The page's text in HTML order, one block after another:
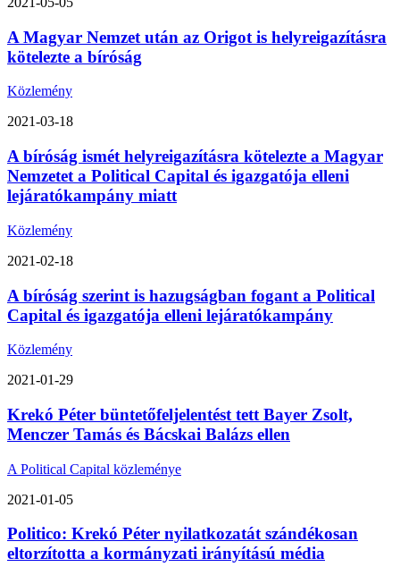
A Magyar Nemzet után az Origot is helyreigazításra
kötelezte a bíróság
Közlemény
2021-03-18
A bíróság ismét helyreigazításra kötelezte a Magyar
Nemzetet a Political Capital és igazgatója elleni
lejáratókampány miatt
Közlemény
2021-02-18
A bíróság szerint is hazugságban fogant a Political
Capital és igazgatója elleni lejáratókampány
Közlemény
2021-01-29
Krekó Péter büntetőfeljelentést tett Bayer Zsolt,
Menczer Tamás és Bácskai Balázs ellen
A Political Capital közleménye
2021-01-05
Politico: Krekó Péter nyilatkozatát szándékosan
eltorzította a kormányzati irányítású média